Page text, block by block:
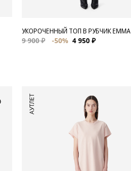
УКОРОЧЕННЫЙ ТОП В РУБЧИК EMMA
9 900 ₽
-50% 4 950 ₽
АУТЛЕТ